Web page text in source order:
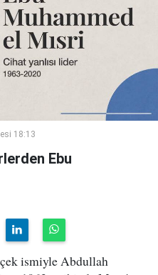
18:13
Ebu
ismiyle Abdullah